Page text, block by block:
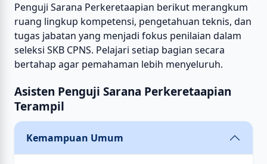
Penguji Sarana Perkeretaapian berikut merangkum
ruang lingkup kompetensi, pengetahuan teknis, dan
tugas jabatan yang menjadi fokus penilaian dalam
seleksi SKB CPNS. Pelajari setiap bagian secara
bertahap agar pemahaman lebih menyeluruh.
Asisten Penguji Sarana Perkeretaapian
Terampil
Kemampuan Umum